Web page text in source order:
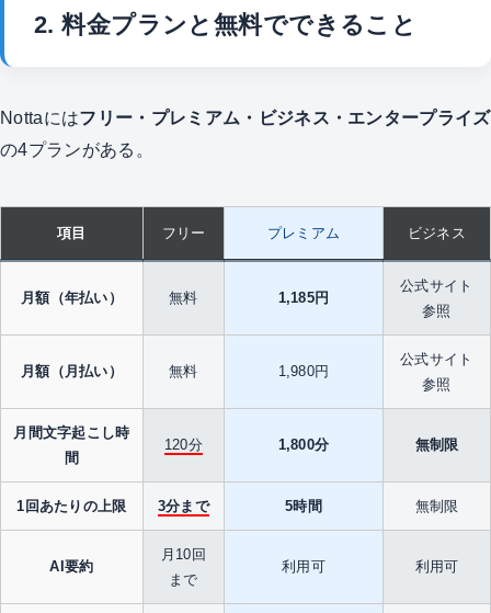
2. 料金プランと無料でできること
Nottaにはフリー・プレミアム・ビジネス・エンタープライズ
の4プランがある。
項目 フリー プレミアム ビジネス
月額（年払い） 無料 1,185円
公式サイト
参照
月額（月払い） 無料 1,980円
公式サイト
参照
月間文字起こし時
間
120分 1,800分 無制限
1回あたりの上限 3分まで 5時間 無制限
AI要約
月10回
まで
利用可 利用可